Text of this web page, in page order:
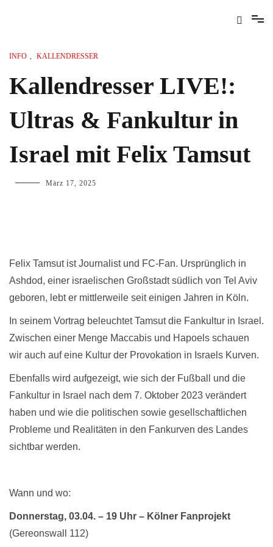
INFO , KALLENDRESSER
Kallendresser LIVE!:
Ultras & Fankultur in
Israel mit Felix Tamsut
März 17, 2025
Felix Tamsut ist Journalist und FC-Fan. Ursprünglich in
Ashdod, einer israelischen Großstadt südlich von Tel Aviv
geboren, lebt er mittlerweile seit einigen Jahren in Köln.
In seinem Vortrag beleuchtet Tamsut die Fankultur in Israel.
Zwischen einer Menge Maccabis und Hapoels schauen
wir auch auf eine Kultur der Provokation in Israels Kurven.
Ebenfalls wird aufgezeigt, wie sich der Fußball und die
Fankultur in Israel nach dem 7. Oktober 2023 verändert
haben und wie die politischen sowie gesellschaftlichen
Probleme und Realitäten in den Fankurven des Landes
sichtbar werden.
Wann und wo:
Donnerstag, 03.04. – 19 Uhr – Kölner Fanprojekt
(Gereonswall 112)